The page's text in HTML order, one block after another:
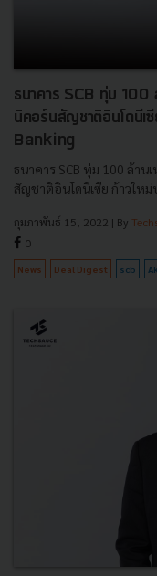
ธนาคาร SCB ทุ่ม
นิคอร์นสัญชาติอินโดนีเ
Banking
ธนาคาร SCB ทุ่ม 100 ล้า
สัญชาติอินโดนีเซีย ก้าวใหม่
กุมภาพันธ์ 15, 2022 | By
0
News Deal Digest scb